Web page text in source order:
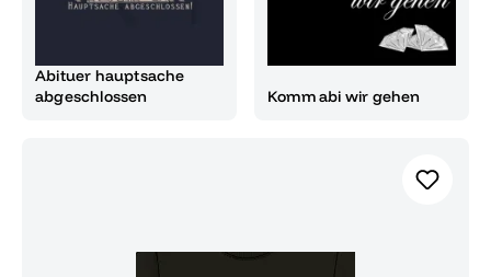
Abituer hauptsache
abgeschlossen
Komm abi wir gehen